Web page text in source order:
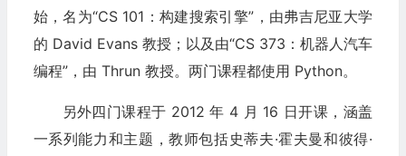
始，名为“CS 101：构建搜索引擎”，由弗吉尼亚大学
的 David Evans 教授；以及由“CS 373：机器人汽车
编程”，由 Thrun 教授。两门课程都使用 Python。
另外四门课程于 2012 年 4 月 16 日开课，涵盖
一系列能力和主题，教师包括史蒂夫·霍夫曼和彼得·